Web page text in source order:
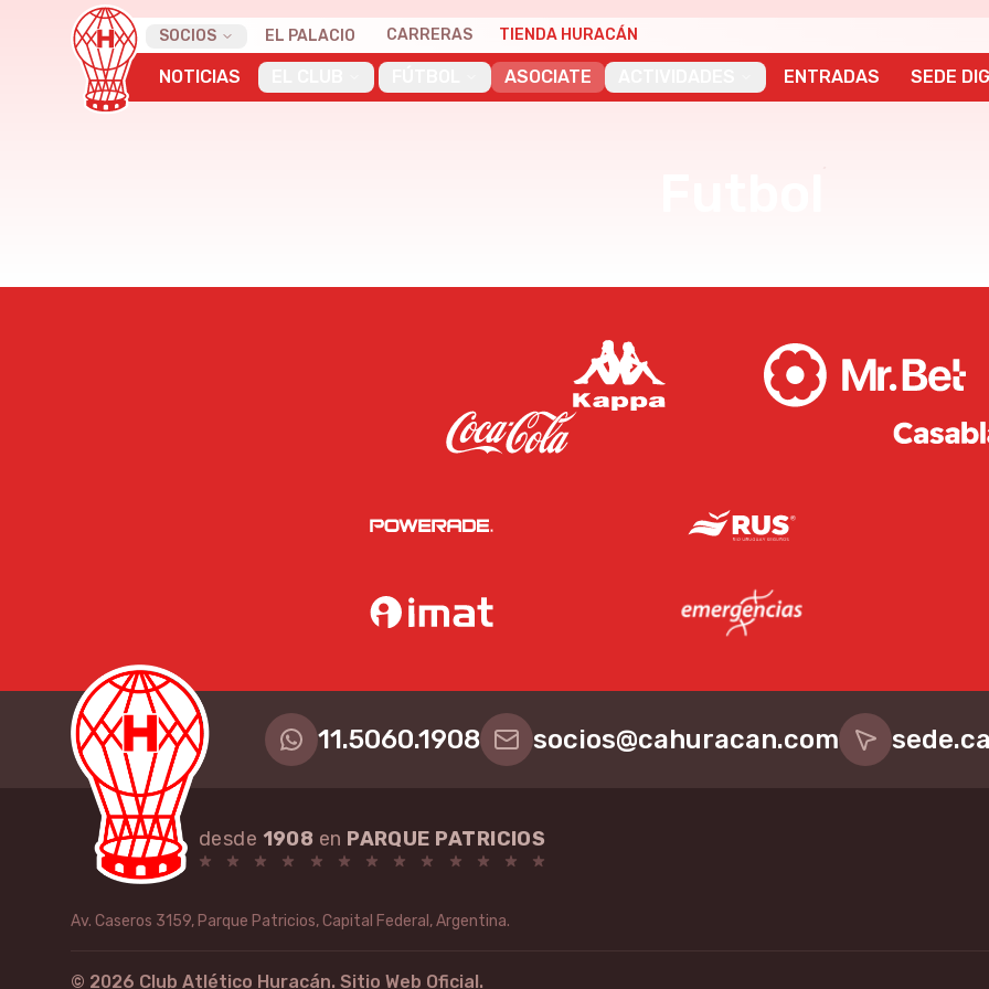
SOCIOS EL PALACIO CARRERAS TIENDA HURACÁN
NOTICIAS ASOCIATE ENTRADAS SEDE
11.5060.1908 socios@cahuracan.com
Huracán
desde 1908 en PARQUE PATRICIOS
Av. Caseros 3159, Parque Patricios, Capital Federal, Argentina.
© 2026 Club Atlético Huracán. Sitio Web Oficial.